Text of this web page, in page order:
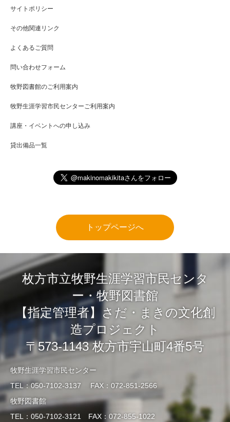
サイトポリシー
その他関連リンク
よくあるご質問
問い合わせフォーム
牧野図書館のご利用案内
牧野生涯学習市民センターご利用案内
講座・イベントへの申し込み
貸出備品一覧
トップページへ
枚方市立牧野生涯学習市民センタ
ー・牧野図書館
【指定管理者】さだ・まきの文化創
造プロジェクト
〒573-1143 枚方市宇山町4番5号
牧野生涯学習市民センター
TEL：050-7102-3137 FAX：072-851-2566
牧野図書館
TEL：050-7102-3121 FAX：072-855-1022